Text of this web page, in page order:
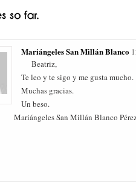
Mariángeles San Millán Blanco
Beatriz,
Te leo y te sigo y me gusta mucho.
Muchas gracias.
Un beso.
Mariángeles San Millán Blanco